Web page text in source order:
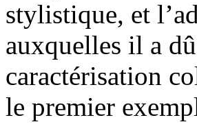
stylistique, et
auxquelles il a
caractérisation
le premier